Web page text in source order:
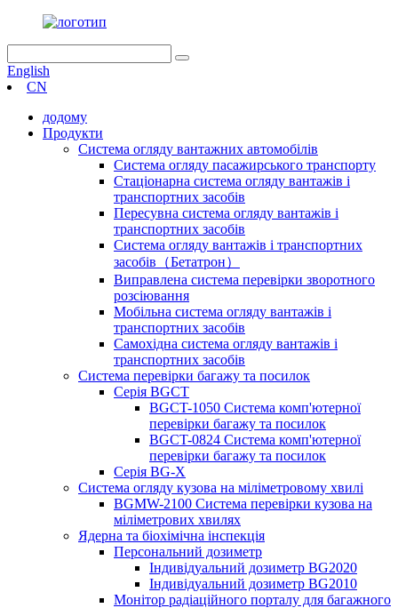
English
CN
додому
Продукти
Система огляду вантажних автомобілів
Система огляду пасажирського транспорту
Стаціонарна система огляду вантажів і
транспортних засобів
Пересувна система огляду вантажів і
транспортних засобів
Система огляду вантажів і транспортних
засобів（Бетатрон）
Виправлена ​​система перевірки зворотного
розсіювання
Мобільна система огляду вантажів і
транспортних засобів
Самохідна система огляду вантажів і
транспортних засобів
Система перевірки багажу та посилок
Серія BGCT
BGCT-1050 Система комп'ютерної
перевірки багажу та посилок
BGCT-0824 Система комп'ютерної
перевірки багажу та посилок
Серія BG-X
Система огляду кузова на міліметровому хвилі
BGMW-2100 Система перевірки кузова на
міліметрових хвилях
Ядерна та біохімічна інспекція
Персональний дозиметр
Індивідуальний дозиметр BG2020
Індивідуальний дозиметр BG2010
Монітор радіаційного порталу для багажного